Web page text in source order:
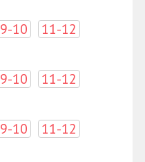
9-10 11-12
9-10 11-12
9-10 11-12